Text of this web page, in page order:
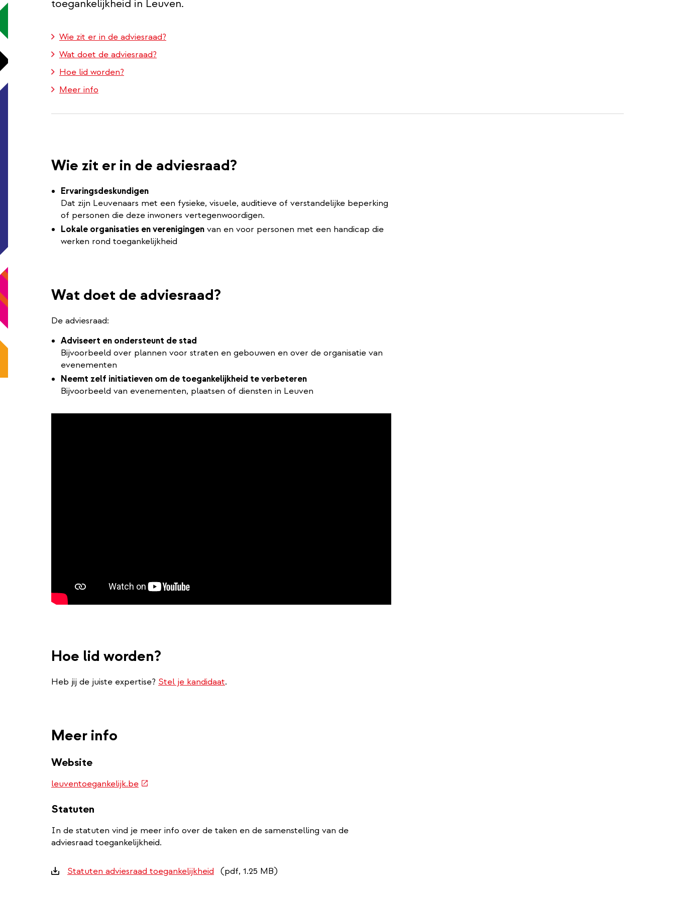
toegankelijkheid in Leuven.
Wie zit er in de adviesraad?
Wat doet de adviesraad?
Hoe lid worden?
Meer info
Wie zit er in de adviesraad?
Ervaringsdeskundigen
Dat zijn Leuvenaars met een fysieke, visuele, auditieve of verstandelijke beperking
of personen die deze inwoners vertegenwoordigen.
Lokale organisaties en verenigingen van en voor personen met een handicap die
werken rond toegankelijkheid
Wat doet de adviesraad?
De adviesraad:
Adviseert en ondersteunt de stad
Bijvoorbeeld over plannen voor straten en gebouwen en over de organisatie van
evenementen
Neemt zelf initiatieven om de toegankelijkheid te verbeteren
Bijvoorbeeld van evenementen, plaatsen of diensten in Leuven
Hoe lid worden?
Heb jij de juiste expertise? Stel je kandidaat.
Meer info
Website
leuventoegankelijk.be(externe
Statuten
In de statuten vind je meer info over de taken en de samenstelling van de
adviesraad toegankelijkheid.
Downloads
Statuten adviesraad toegankelijkheid (pdf, 1.25 MB)